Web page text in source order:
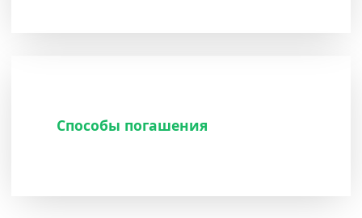
Способы погашения